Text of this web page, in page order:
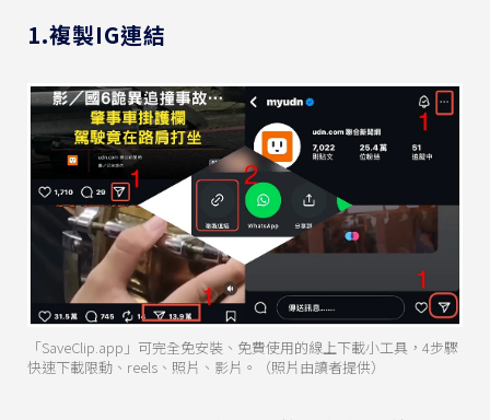
1.複製IG連結
「SaveClip.app」可完全免安裝、免費使用的線上下載小工具，4步驟
快速下載限動、reels、照片、影片。（照片由讀者提供）